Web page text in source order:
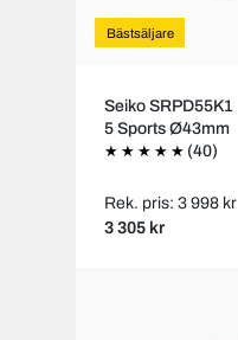
Bästsäljare
Seiko SRPD55K1
5 Sports Ø43mm
(40)
Rek. pris: 3 998 kr
3 305 kr